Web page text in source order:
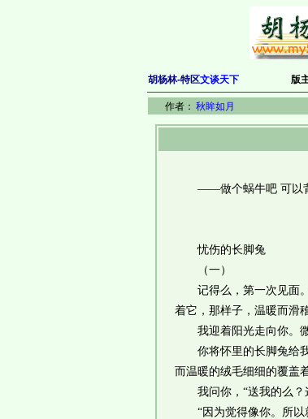
胡杨林-特区文谈天下 版
作者： 秋眸如月
——做个蜗牛吧 可以背
忧伤的长脚兔
（一）
记得么，第一次见面。
着它，那样子，温暖而滑稽
我迎着阳光走向你。微
你将怀里的长脚兔给我
而温暖的绒毛细细的覆盖
我问你，“送我的么？
“因为觉得像你。所以